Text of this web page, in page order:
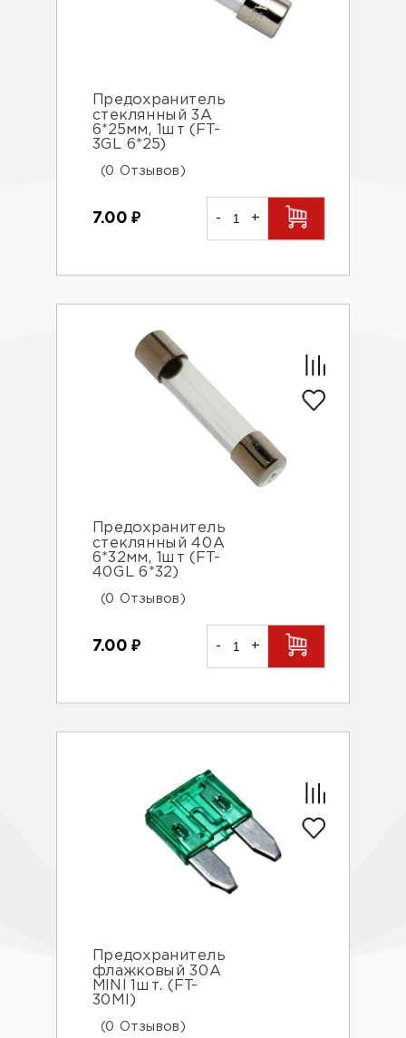
Предохранитель
стеклянный 3А
6*25мм, 1шт (FT-
3GL 6*25)
(0 Отзывов)
7.00₽ - +
Предохранитель
стеклянный 40А
6*32мм, 1шт (FT-
40GL 6*32)
(0 Отзывов)
7.00₽ - +
Предохранитель
флажковый 30А
MINI 1шт. (FT-
30МI)
(0 Отзывов)